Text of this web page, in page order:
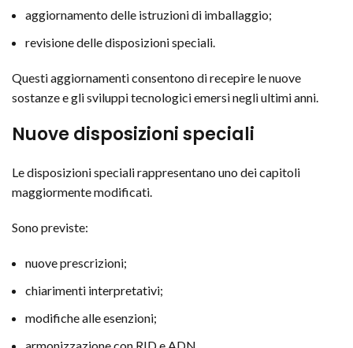
aggiornamento delle istruzioni di imballaggio;
revisione delle disposizioni speciali.
Questi aggiornamenti consentono di recepire le nuove
sostanze e gli sviluppi tecnologici emersi negli ultimi anni.
Nuove disposizioni speciali
Le disposizioni speciali rappresentano uno dei capitoli
maggiormente modificati.
Sono previste:
nuove prescrizioni;
chiarimenti interpretativi;
modifiche alle esenzioni;
armonizzazione con RID e ADN.